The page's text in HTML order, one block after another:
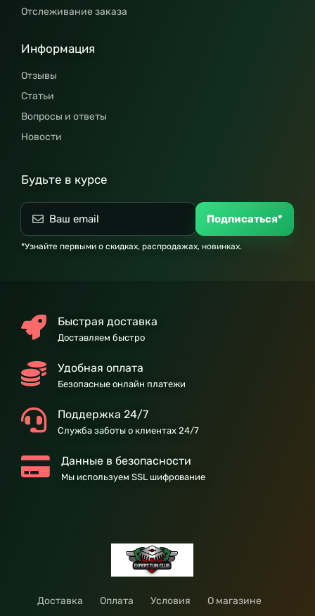
Отслеживание заказа
Информация
Отзывы
Статьи
Вопросы и ответы
Новости
Будьте в курсе
Подписаться*
*Узнайте первыми о скидках, распродажах, новинках.
Быстрая доставка
Доставляем быстро
Удобная оплата
Безопасные онлайн платежи
Поддержка 24/7
Служба заботы о клиентах 24/7
Данные в безопасности
Мы используем SSL шифрование
Доставка Оплата Условия
О магазине